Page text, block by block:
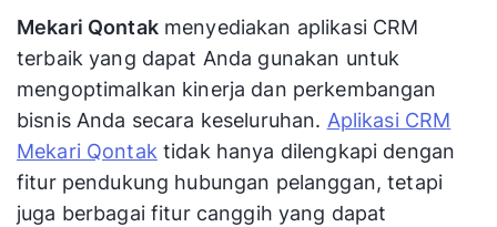
Mekari Qontakmenyediakan aplikasi CRM
terbaik yang dapat Anda gunakan untuk
mengoptimalkan kinerja dan perkembangan
bisnis Anda secara keseluruhan. Aplikasi CRM
Mekari Qontak tidak hanya dilengkapi dengan
fitur pendukung hubungan pelanggan, tetapi
juga berbagai fitur canggih yang dapat